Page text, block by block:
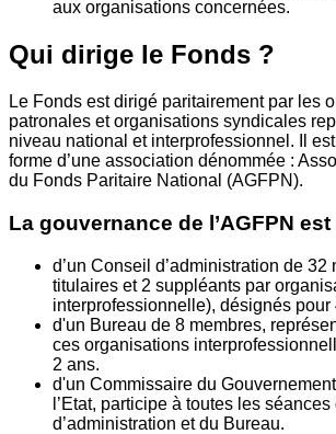
aux organisations concernées.
Qui dirige le Fonds ?
Le Fonds est dirigé paritairement par les
patronales et organisations syndicales
niveau national et interprofessionnel. Il
forme d’une association dénommée :
du Fonds Paritaire National (AGFPN).
La gouvernance de l’AGFPN
d’un Conseil d’administration de 32
titulaires et 2 suppléants par
interprofessionnelle), désignés pour
d'un Bureau de 8 membres,
ces organisations
2 ans.
d'un Commissaire du
l’Etat, participe à toutes les séances
d’administration et du Bureau.